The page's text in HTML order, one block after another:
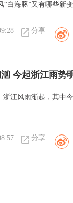
“白海豚”又有哪些新
分享
今起浙江雨势
浙江风雨渐起，其中
分享